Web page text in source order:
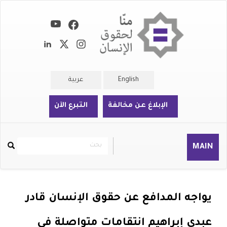
English عربية
الإبلاغ عن مخالفة التبرع الآن
MAIN
Rechercher
بحث
يواجه المدافع عن حقوق الإنسان قادر
عبدي إبراهيم انتقامات متواصلة في